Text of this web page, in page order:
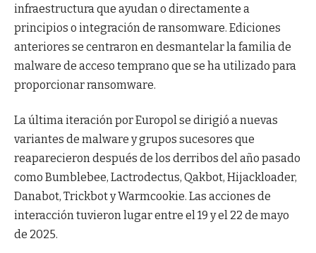
infraestructura que ayudan o directamente a
principios o integración de ransomware. Ediciones
anteriores se centraron en desmantelar la familia de
malware de acceso temprano que se ha utilizado para
proporcionar ransomware.
La última iteración por Europol se dirigió a nuevas
variantes de malware y grupos sucesores que
reaparecieron después de los derribos del año pasado
como Bumblebee, Lactrodectus, Qakbot, Hijackloader,
Danabot, Trickbot y Warmcookie. Las acciones de
interacción tuvieron lugar entre el 19 y el 22 de mayo
de 2025.